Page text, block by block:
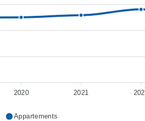
2020 2021
Appartements